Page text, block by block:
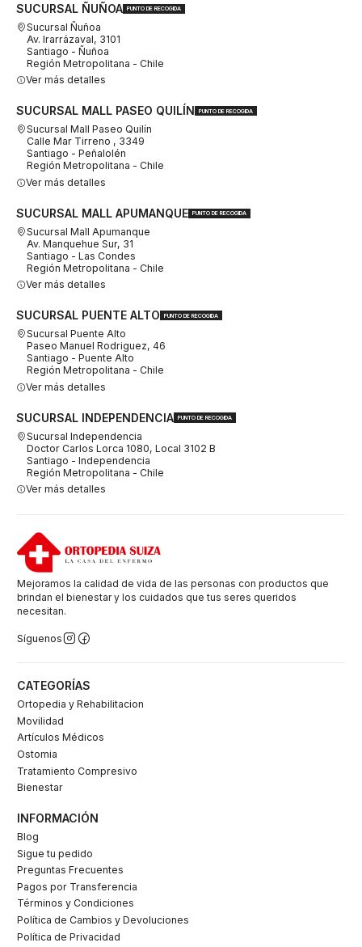
SUCURSAL ÑUÑOA PUNTO DE RECOGIDA
Sucursal Ñuñoa
Av. Irarrázaval, 3101
Santiago - Ñuñoa
Región Metropolitana - Chile
Ver más detalles
SUCURSAL MALL PASEO QUILÍN PUNTO DE RECOGIDA
Sucursal Mall Paseo Quilín
Calle Mar Tirreno , 3349
Santiago - Peñalolén
Región Metropolitana - Chile
Ver más detalles
SUCURSAL MALL APUMANQUE PUNTO DE RECOGIDA
Sucursal Mall Apumanque
Av. Manquehue Sur, 31
Santiago - Las Condes
Región Metropolitana - Chile
Ver más detalles
SUCURSAL PUENTE ALTO PUNTO DE RECOGIDA
Sucursal Puente Alto
Paseo Manuel Rodriguez, 46
Santiago - Puente Alto
Región Metropolitana - Chile
Ver más detalles
SUCURSAL INDEPENDENCIA PUNTO DE RECOGIDA
Sucursal Independencia
Doctor Carlos Lorca 1080, Local 3102 B
Santiago - Independencia
Región Metropolitana - Chile
Ver más detalles
Mejoramos la calidad de vida de las personas con productos que
brindan el bienestar y los cuidados que tus seres queridos
necesitan.
Síguenos
CATEGORÍAS
Ortopedia y Rehabilitacion
Movilidad
Artículos Médicos
Ostomia
Tratamiento Compresivo
Bienestar
INFORMACIÓN
Blog
Sigue tu pedido
Preguntas Frecuentes
Pagos por Transferencia
Términos y Condiciones
Política de Cambios y Devoluciones
Política de Privacidad